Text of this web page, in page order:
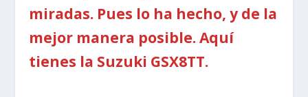
miradas. Pues lo ha hecho, y de la
mejor manera posible. Aquí
tienes la Suzuki GSX8TT.